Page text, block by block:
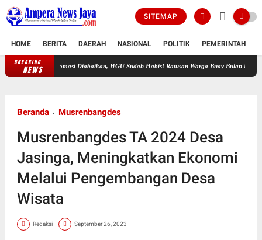
SITEMAP
HOME BERITA DAERAH NASIONAL POLITIK PEMERINTAH
BREAKING
NEWS
Somasi Diabaikan, HGU Sudah Habis! Ratusan Warga Buay Bulan Bersatu Beri
Beranda Musrenbangdes
Musrenbangdes TA 2024 Desa
Jasinga, Meningkatkan Ekonomi
Melalui Pengembangan Desa
Wisata
Redaksi September 26, 2023